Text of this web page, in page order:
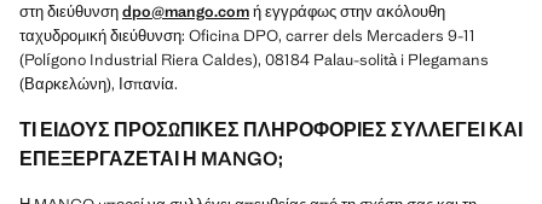
στη διεύθυνσηdpo@mango.comή εγγράφως στην ακόλουθη
ταχυδρομική διεύθυνση: Oficina DPO, carrer dels Mercaders 9-11
(Polígono Industrial Riera Caldes), 08184 Palau-solità i Plegamans
(Βαρκελώνη), Ισπανία.
ΤΙ ΕΙΔΟΥΣ ΠΡΟΣΩΠΙΚΕΣ ΠΛΗΡΟΦΟΡΙΕΣ ΣΥΛΛΕΓΕΙ ΚΑΙ
ΕΠΕΞΕΡΓΑΖΕΤΑΙ Η MANGO;